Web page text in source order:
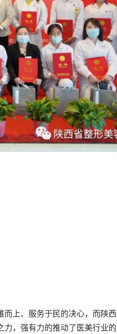
上、服务于民的决心，而陕
，强有力的推动了医美行业